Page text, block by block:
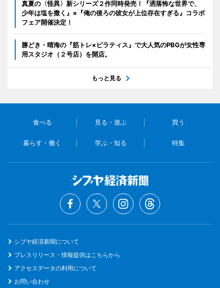
真夏の〈怪異〉新シリーズ２作同時発売！『洒落怖な世界で、
少年は塩を撒く』×『俺の後ろの彼女が上位存在すぎる』コラボ
フェア開催決定！
勝どき・晴海の『筋トレ×ピラティス』で大人気のPBGが女性専
用スタジオ（２号店）を開店。
もっと見る
食べる 見る・遊ぶ 買う
暮らす・働く 学ぶ・知る 特集
シブヤ経済新聞について
プレスリリース・情報提供はこちらから
アクセスデータの利用について
お問い合わせ